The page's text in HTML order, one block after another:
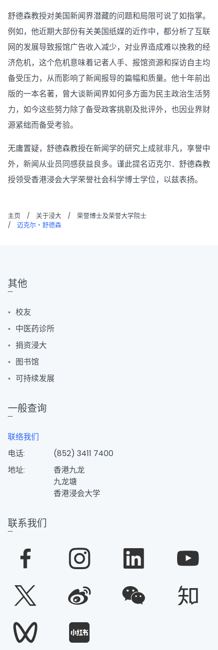
舒德森教授对美国新闻界潜藏的问题和局限可说了如指掌。
例如，他近期大部份有关美国纸媒的近作中，都分析了互联
网的发展导致报馆广告收入减少，对业界造成难以挽救的经
济危机，这个危机意味着记者人手、报馆资源和探访自主均
备受压力，从而影响了新闻报导的篇幅和质量。他十年前出
版的一本名著，曾大谈新闻界如何多方面为民主政治生活努
力，如今这些努力除了备受政客挑剔及批评外，也因业界财
源紧绌而备受考验。
无庸置疑，舒德森教授在新闻学的研究上成就非凡，享誉中
外，新闻从业员同感获益良多。谨此提名迈克尔．舒德森教
授领受香港浸会大学荣誉社会科学博士学位，以兹表扬。
主页 / 关于浸大 /
荣誉博士及荣誉大学院士
/
迈克尔・舒德森
其他
校友
中医药诊所
捐资浸大
图书馆
可持续发展
一般查询
联络我们
电话:
(852) 3411 7400
地址:
香港九龙
九龙塘
香港浸会大学
联系我们